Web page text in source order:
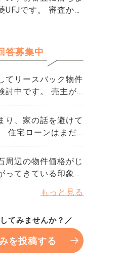
があれば教えてくだ
て、自分が500だと
。 正直、この数字
、ネットで「住宅
コアが重要」と読ん
に不安になりまし
トカードの引き落と
遅れたことくらい
ンやリボ払いもあ
、借入はほぼゼロで
も500という数字は
問題ないと思ってい
、指数だけで判断さ
ありますか？ もし
できるなら、半年待
でみても大丈夫なの
家の方の率直な意見
です。
UFJです。 審査から
価格は4500万で、
です。 ・滞納歴な
認してから、次の審
んだ方がいいです
そな銀行かSBI新生
ています。 この2つ
査基準や違いなど
欲しいです。
答募集中
てリースバック物件
討中です。 売主が
て住み続けるため安
込めますが、契約期
立ち退きや家賃改定
てください。
り、家の話を避けて
住宅ローンはまだ
ていて、売っても完
微妙です。 子ども
慣れていて、できれ
情とお金、どちらも
・貸す、どの選択が
にくいのか、判断材
です。
周辺の物件価格がじ
ってきている印象が
変わるなら、収益物
す。 ただ、まだ地
て流動性や賃貸需要
駅周辺だけでな
もっと見る
てみませんか？／
を投稿する